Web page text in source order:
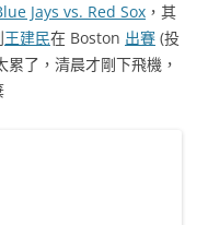
Jays vs. Red Sox ，其
王建民在 Boston 出賽 (投
了，清晨才剛下飛機，